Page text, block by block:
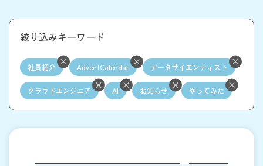
絞り込みキーワード
社員紹介 AdventCalendar データサイエンティスト
クラウドエンジニア AI お知らせ やってみた